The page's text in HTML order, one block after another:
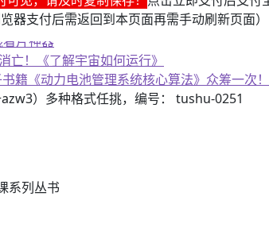
器支付后需返回到本页面再需手动刷新页面）
看片神器
亡！《了解宇宙如何运行》
籍《动力电池管理系统核心算法》众筹一次！
）多种格式任挑，编号： tushu-0251
系列丛书